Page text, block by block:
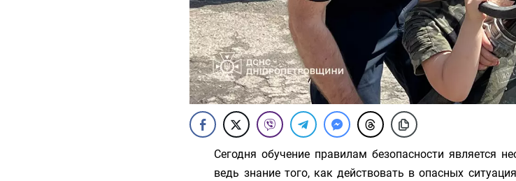
Сегодня обучение правилам безопасности является
ведь знание того, как действовать в опасных